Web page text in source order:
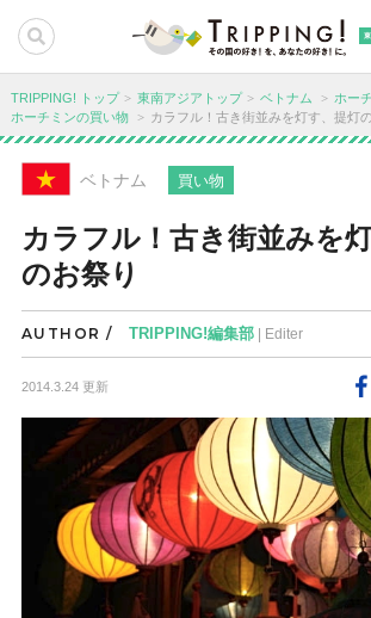
TRIPPING! トップ 東南アジアトップ ベトナム
ホー
ホーチミンの買い物
カラフル！古き街並みを灯す、提灯
ベトナム 買い物
カラフル！古き街並みを
のお祭り
AUTHOR / TRIPPING!編集部| Editer
2014.3.24 更新